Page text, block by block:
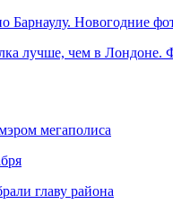
Барнаулу. Новогодние
лучше, чем в Лондоне.
мегаполиса
главу района